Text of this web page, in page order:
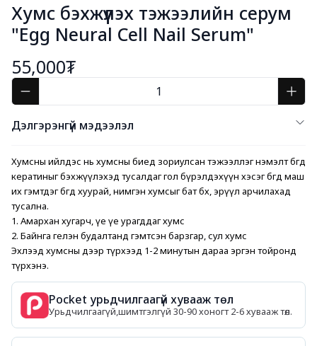
Хумс бэхжүүлэх тэжээлийн серум
"Egg Neural Cell Nail Serum"
55,000₮
Дэлгэрэнгүй мэдээлэл
Хумсны ийлдэс нь хумсны биед зориулсан тэжээллэг нэмэлт бөгөөд
кератиныг бэхжүүлэхэд тусалдаг гол бүрэлдэхүүн хэсэг бөгөөд маш
их гэмтдэг бөгөөд хуурай, нимгэн хумсыг бат бөх, эрүүл арчилахад
тусална.
1. Амархан хугарч, үе үе урагддаг хумс
2. Байнга гелэн будалтанд гэмтсэн барзгар, сул хумс
Эхлээд хумсны дээр түрхээд 1-2 минутын дараа эргэн тойронд
түрхэнэ.
Pocket урьдчилгаагүй хувааж төл
Урьдчилгаагүй,шимтгэлгүй 30-90 хоногт 2-6 хувааж төл.